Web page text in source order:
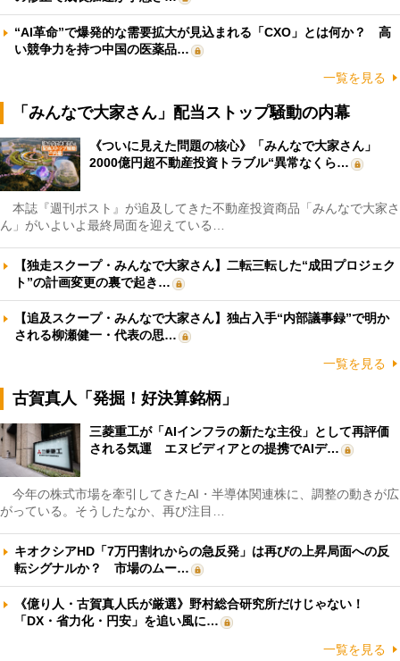
“AI革命”で爆発的な需要拡大が見込まれる「CXO」とは何か？ 高
い競争力を持つ中国の医薬品…
一覧を見る
「みんなで大家さん」配当ストップ騒動の内幕
《ついに見えた問題の核心》「みんなで大家さん」
2000億円超不動産投資トラブル“異常なくら…
本誌『週刊ポスト』が追及してきた不動産投資商品「みんなで大家さ
ん」がいよいよ最終局面を迎えている…
【独走スクープ・みんなで大家さん】二転三転した“成田プロジェク
ト”の計画変更の裏で起き…
【追及スクープ・みんなで大家さん】独占入手“内部議事録”で明か
される柳瀬健一・代表の思…
一覧を見る
古賀真人「発掘！好決算銘柄」
三菱重工が「AIインフラの新たな主役」として再評価
される気運 エヌビディアとの提携でAIデ…
今年の株式市場を牽引してきたAI・半導体関連株に、調整の動きが広
がっている。そうしたなか、再び注目…
キオクシアHD「7万円割れからの急反発」は再びの上昇局面への反
転シグナルか？ 市場のムー…
《億り人・古賀真人氏が厳選》野村総合研究所だけじゃない！
「DX・省力化・円安」を追い風に…
一覧を見る